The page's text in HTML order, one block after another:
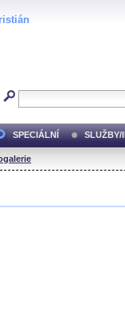
SPECIÁLNÍ SLUŽBY/